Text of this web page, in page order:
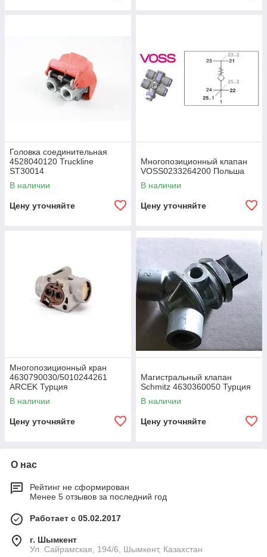
Головка соединительная
4528040120 Truckline
ST30014
В наличии
Цену уточняйте
Многопозиционный клапан
VOSS0233264200 Польша
В наличии
Цену уточняйте
Многопозиционный кран
4630790030/5010244261
ARCEK Турция
В наличии
Цену уточняйте
Магистральный клапан
Schmitz 4630360050 Турция
В наличии
Цену уточняйте
О нас
Рейтинг не сформирован
Менее 5 отзывов за последний год
Работает с 05.02.2017
г. Шымкент
Ул. Сайрамская, 194/6, Шымкент, Казахстан